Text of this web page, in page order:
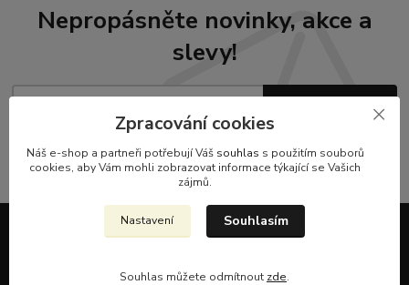
Nepropásněte novinky, akce a
slevy!
Můžete se kdykoli odhlásit. Zasíláme jednou za 14 dní.
Zpracování cookies
Náš e-shop a partneři potřebují Váš souhlas s použitím souborů
cookies, aby Vám mohli zobrazovat informace týkající se Vašich
zájmů.
Nastavení Souhlasím
Souhlas můžete odmítnout zde.